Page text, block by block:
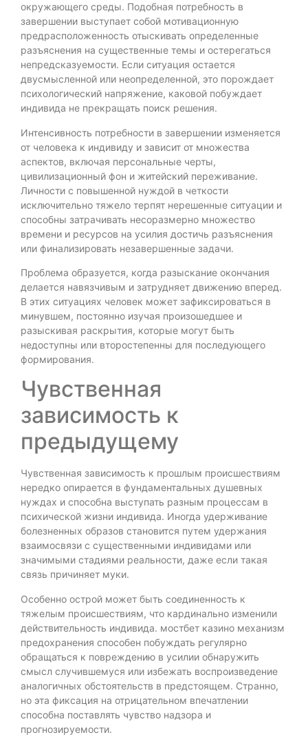
окружающего среды. Подобная потребность в
завершении выступает собой мотивационную
предрасположенность отыскивать определенные
разъяснения на существенные темы и остерегаться
непредсказуемости. Если ситуация остается
двусмысленной или неопределенной, это порождает
психологический напряжение, каковой побуждает
индивида не прекращать поиск решения.
Интенсивность потребности в завершении изменяется
от человека к индивиду и зависит от множества
аспектов, включая персональные черты,
цивилизационный фон и житейский переживание.
Личности с повышенной нуждой в четкости
исключительно тяжело терпят нерешенные ситуации и
способны затрачивать несоразмерно множество
времени и ресурсов на усилия достичь разъяснения
или финализировать незавершенные задачи.
Проблема образуется, когда разыскание окончания
делается навязчивым и затрудняет движению вперед.
В этих ситуациях человек может зафиксироваться в
минувшем, постоянно изучая произошедшее и
разыскивая раскрытия, которые могут быть
недоступны или второстепенны для последующего
формирования.
Чувственная
зависимость к
предыдущему
Чувственная зависимость к прошлым происшествиям
нередко опирается в фундаментальных душевных
нуждах и способна выступать разным процессам в
психической жизни индивида. Иногда удерживание
болезненных образов становится путем удержания
взаимосвязи с существенными индивидами или
значимыми стадиями реальности, даже если такая
связь причиняет муки.
Особенно острой может быть соединенность к
тяжелым происшествиям, что кардинально изменили
действительность индивида. мостбет казино механизм
предохранения способен побуждать регулярно
обращаться к повреждению в усилии обнаружить
смысл случившемуся или избежать воспроизведение
аналогичных обстоятельств в предстоящем. Странно,
но эта фиксация на отрицательном впечатлении
способна поставлять чувство надзора и
прогнозируемости.